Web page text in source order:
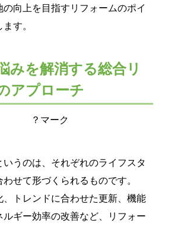
向上を目指すリフォームのポイ
す。
みを解消する総合リ
アプローチ
うのは、それぞれのライフスタ
せて形づくられるものです。
トレンドに合わせた更新、機能
ギー効率の改善など、リフォー